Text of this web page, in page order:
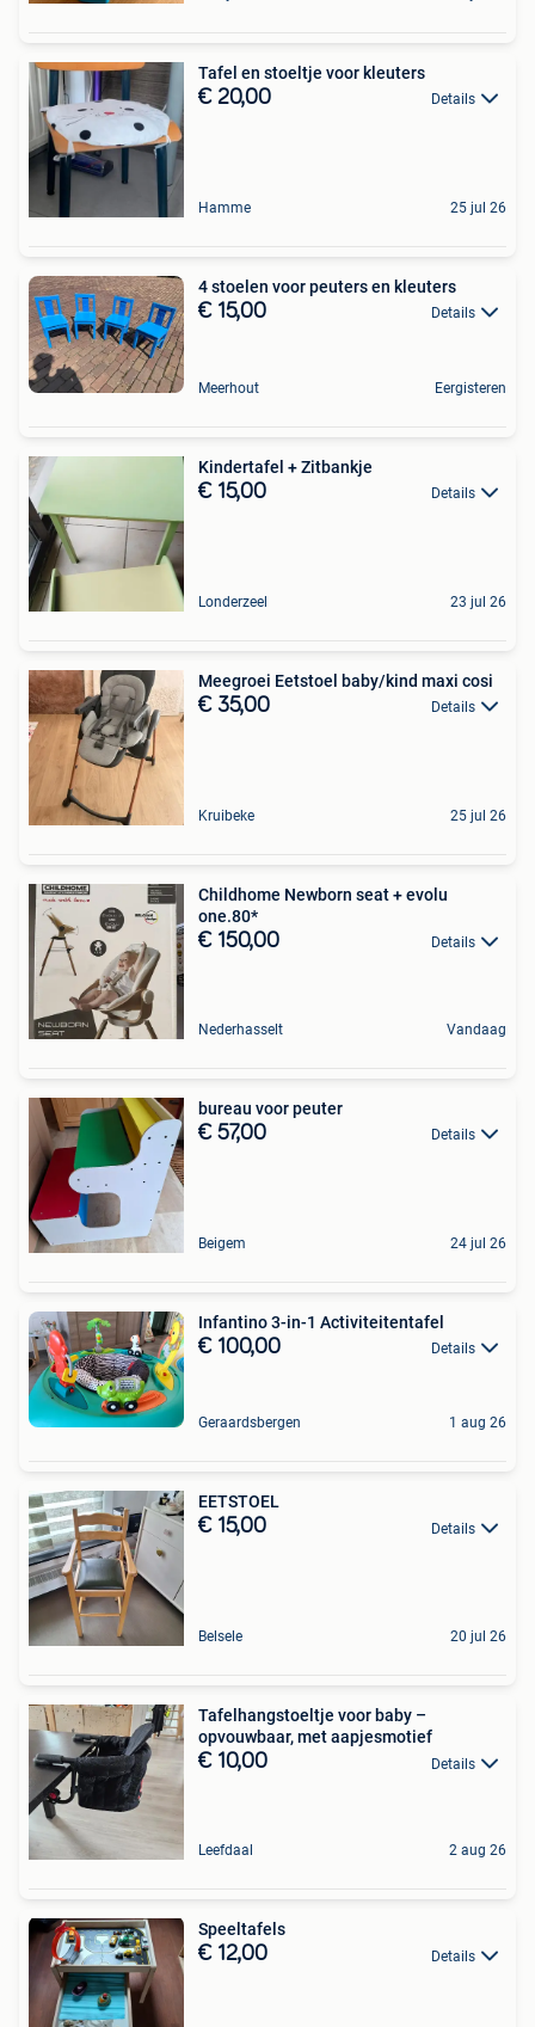
Tafel en stoeltje voor kleuters
€ 20,00 Details
Hamme 25 jul 26
4 stoelen voor peuters en kleuters
€ 15,00 Details
Meerhout Eergisteren
Kindertafel + Zitbankje
€ 15,00 Details
Londerzeel 23 jul 26
Meegroei Eetstoel baby/kind maxi cosi
€ 35,00 Details
Kruibeke 25 jul 26
Childhome Newborn seat + evolu
one.80*
€ 150,00 Details
Nederhasselt Vandaag
bureau voor peuter
€ 57,00 Details
Beigem 24 jul 26
Infantino 3-in-1 Activiteitentafel
€ 100,00 Details
Geraardsbergen 1 aug 26
EETSTOEL
€ 15,00 Details
Belsele 20 jul 26
Tafelhangstoeltje voor baby –
opvouwbaar, met aapjesmotief
€ 10,00 Details
Leefdaal 2 aug 26
Speeltafels
€ 12,00 Details